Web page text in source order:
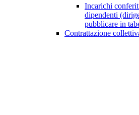
Incarichi
dipendenti
pubblicare in
Contrattazione